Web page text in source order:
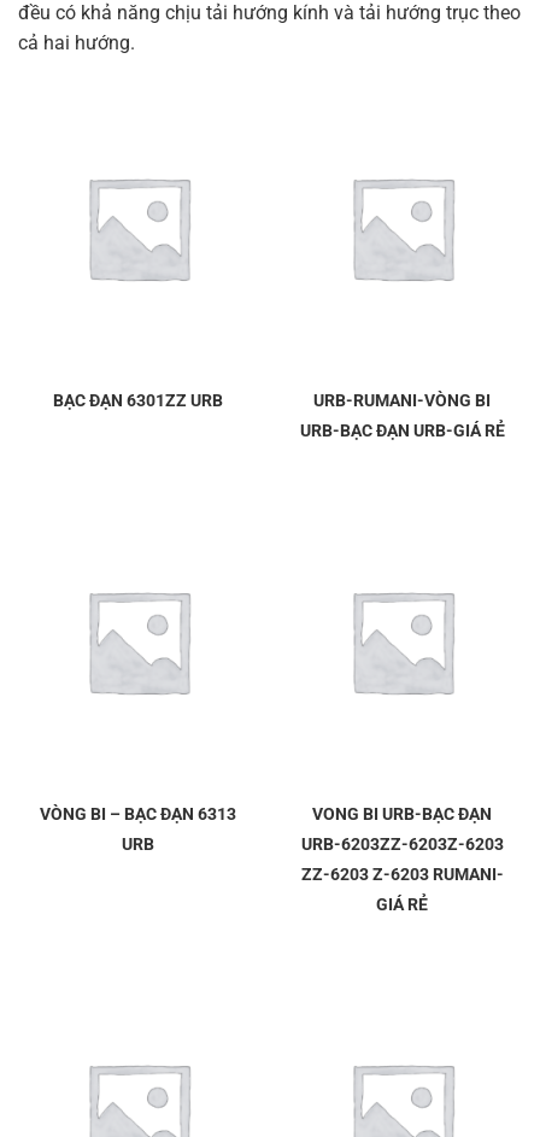
đều có khả năng chịu tải hướng kính và tải hướng trục theo
cả hai hướng.
BẠC ĐẠN 6301ZZ URB
URB-RUMANI-VÒNG BI
URB-BẠC ĐẠN URB-GIÁ RẺ
VÒNG BI – BẠC ĐẠN 6313
URB
VONG BI URB-BẠC ĐẠN
URB-6203ZZ-6203Z-6203
ZZ-6203 Z-6203 RUMANI-
GIÁ RẺ